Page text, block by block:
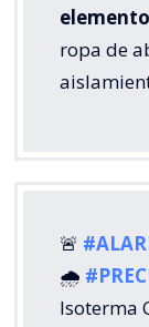
ropa de
🚨
🌧️
Isoterma